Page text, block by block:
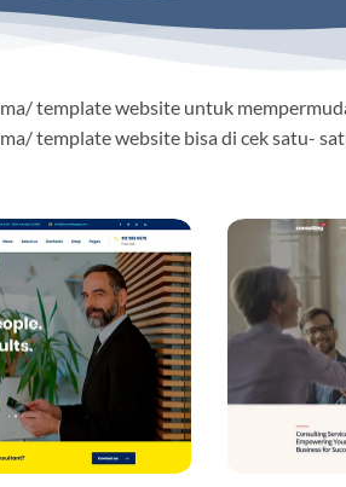
template website untuk
template website bisa di cek satu-